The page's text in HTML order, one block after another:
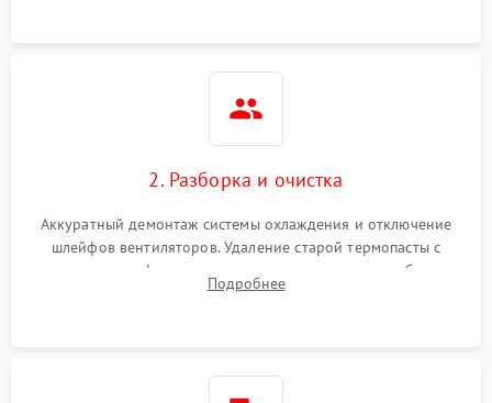
2. Разборка и очистка
Аккуратный демонтаж системы охлаждения и отключение
шлейфов вентиляторов. Удаление старой термопасты с
кристалла графического чипа и термопрокладок с банок
памяти и зоны VRM. Очистка платы от пыли и окислов.
Подробнее